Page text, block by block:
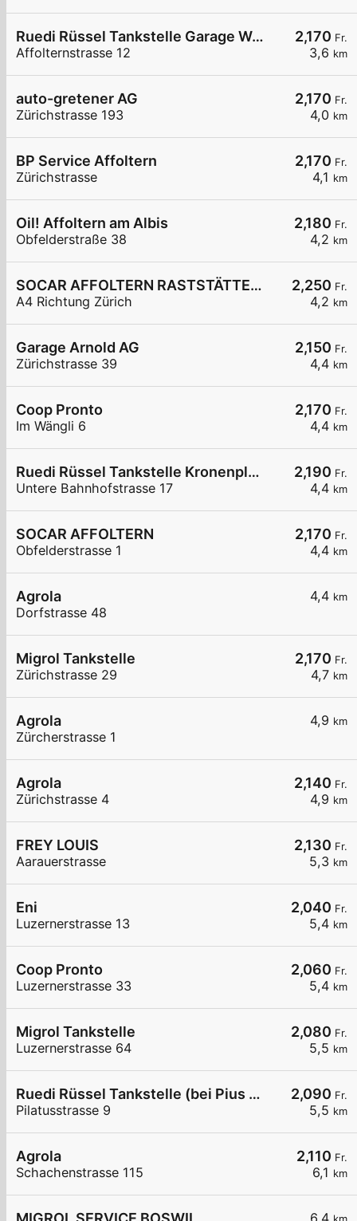
2,170 Fr.
3,6 km
Ruedi Rüssel Tankstelle Garage Walter Reichenbach
Affolternstrasse 12
2,170 Fr.
4,0 km
auto-gretener AG
Zürichstrasse 193
2,170 Fr.
4,1 km
BP Service Affoltern
Zürichstrasse
2,180 Fr.
4,2 km
Oil! Affoltern am Albis
Obfelderstraße 38
2,250 Fr.
4,2 km
SOCAR AFFOLTERN RASTSTÄTTE A4
A4 Richtung Zürich
2,150 Fr.
4,4 km
Garage Arnold AG
Zürichstrasse 39
2,170 Fr.
4,4 km
Coop Pronto
Im Wängli 6
2,190 Fr.
4,4 km
Ruedi Rüssel Tankstelle Kronenplatzgarage AG
Untere Bahnhofstrasse 17
2,170 Fr.
4,4 km
SOCAR AFFOLTERN
Obfelderstrasse 1
4,4 km
Agrola
Dorfstrasse 48
2,170 Fr.
4,7 km
Migrol Tankstelle
Zürichstrasse 29
4,9 km
Agrola
Zürcherstrasse 1
2,140 Fr.
4,9 km
Agrola
Zürichstrasse 4
2,130 Fr.
5,3 km
FREY LOUIS
Aarauerstrasse
2,040 Fr.
5,4 km
Eni
Luzernerstrasse 13
2,060 Fr.
5,4 km
Coop Pronto
Luzernerstrasse 33
2,080 Fr.
5,5 km
Migrol Tankstelle
Luzernerstrasse 64
2,090 Fr.
5,5 km
Ruedi Rüssel Tankstelle (bei Pius Weiss und Co. AG)
Pilatusstrasse 9
2,110 Fr.
6,1 km
Agrola
Schachenstrasse 115